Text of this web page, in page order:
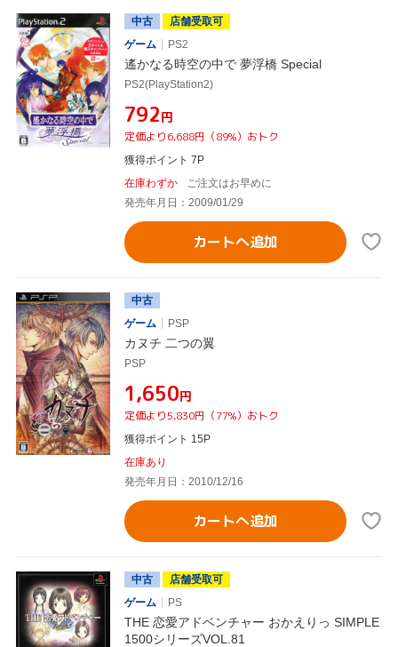
中古
店舗受取可
ゲーム
PS2
遙かなる時空の中で 夢浮橋 Special
PS2(PlayStation2)
¥792円
定価より6,688円（89%）おトク
獲得ポイント 7P
在庫わずか
ご注文はお早めに
発売年月日：2009/01/29
カートへ追加
中古
ゲーム
PSP
カヌチ 二つの翼
PSP
¥1,650円
定価より5,830円（77%）おトク
獲得ポイント 15P
在庫あり
発売年月日：2010/12/16
カートへ追加
中古
店舗受取可
ゲーム
PS
THE 恋愛アドベンチャー おかえりっ SIMPLE
1500シリーズVOL.81